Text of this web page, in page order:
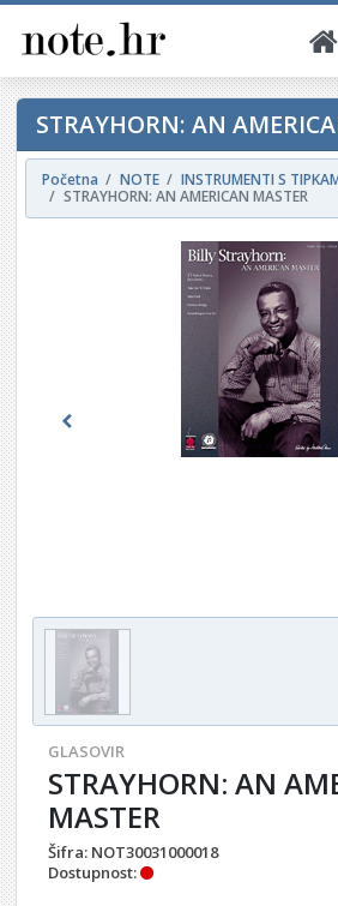
STRAYHORN: AN
Početna NOTE INSTRUMENTI S
STRAYHORN: AN AMERICAN MASTER
Previous
GLASOVIR
STRAYHORN: AN
MASTER
Šifra: NOT30031000018
Dostupnost: